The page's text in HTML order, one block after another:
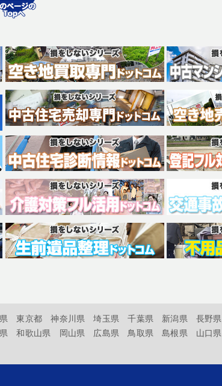
東京都 神奈川県 埼玉県 千葉県 新潟県 長野県
和歌山県 岡山県 広島県 鳥取県 島根県 山口県